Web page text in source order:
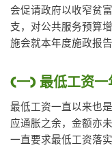
会促请政府以收窄贫
支，对公共服务预算
施会就本年度施政报告
(一) 最低工资一
最低工资一直以来也
应通胀之余，金额亦
一直要求最低工资落